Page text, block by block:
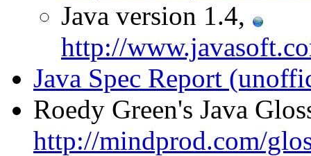
Java version 1.4,
http://
Java Spec Report
Roedy Green's Java
http://mindprod.com/